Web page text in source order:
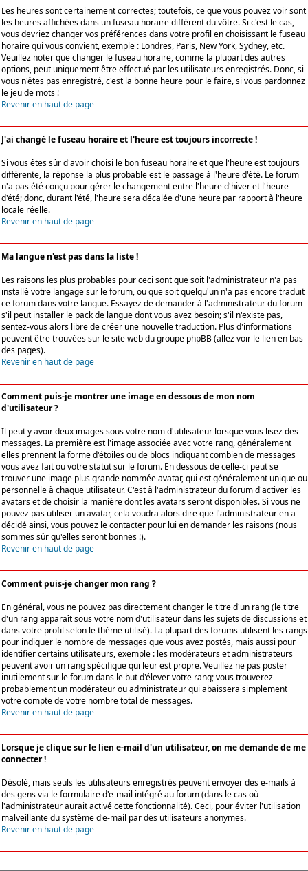
Les heures sont certainement correctes; toutefois, ce que vous pouvez voir sont
les heures affichées dans un fuseau horaire différent du vôtre. Si c'est le cas,
vous devriez changer vos préférences dans votre profil en choisissant le fuseau
horaire qui vous convient, exemple : Londres, Paris, New York, Sydney, etc.
Veuillez noter que changer le fuseau horaire, comme la plupart des autres
options, peut uniquement être effectué par les utilisateurs enregistrés. Donc, si
vous n'êtes pas enregistré, c'est la bonne heure pour le faire, si vous pardonnez
le jeu de mots !
Revenir en haut de page
J'ai changé le fuseau horaire et l'heure est toujours incorrecte !
Si vous êtes sûr d'avoir choisi le bon fuseau horaire et que l'heure est toujours
différente, la réponse la plus probable est le passage à l'heure d'été. Le forum
n'a pas été conçu pour gérer le changement entre l'heure d'hiver et l'heure
d'été; donc, durant l'été, l'heure sera décalée d'une heure par rapport à l'heure
locale réelle.
Revenir en haut de page
Ma langue n'est pas dans la liste !
Les raisons les plus probables pour ceci sont que soit l'administrateur n'a pas
installé votre langage sur le forum, ou que soit quelqu'un n'a pas encore traduit
ce forum dans votre langue. Essayez de demander à l'administrateur du forum
s'il peut installer le pack de langue dont vous avez besoin; s'il n'existe pas,
sentez-vous alors libre de créer une nouvelle traduction. Plus d'informations
peuvent être trouvées sur le site web du groupe phpBB (allez voir le lien en bas
des pages).
Revenir en haut de page
Comment puis-je montrer une image en dessous de mon nom
d'utilisateur ?
Il peut y avoir deux images sous votre nom d'utilisateur lorsque vous lisez des
messages. La première est l'image associée avec votre rang, généralement
elles prennent la forme d'étoiles ou de blocs indiquant combien de messages
vous avez fait ou votre statut sur le forum. En dessous de celle-ci peut se
trouver une image plus grande nommée avatar, qui est généralement unique ou
personnelle à chaque utilisateur. C'est à l'administrateur du forum d'activer les
avatars et de choisir la manière dont les avatars seront disponibles. Si vous ne
pouvez pas utiliser un avatar, cela voudra alors dire que l'administrateur en a
décidé ainsi, vous pouvez le contacter pour lui en demander les raisons (nous
sommes sûr qu'elles seront bonnes !).
Revenir en haut de page
Comment puis-je changer mon rang ?
En général, vous ne pouvez pas directement changer le titre d'un rang (le titre
d'un rang apparaît sous votre nom d'utilisateur dans les sujets de discussions et
dans votre profil selon le thème utilisé). La plupart des forums utilisent les rangs
pour indiquer le nombre de messages que vous avez postés, mais aussi pour
identifier certains utilisateurs, exemple : les modérateurs et administrateurs
peuvent avoir un rang spécifique qui leur est propre. Veuillez ne pas poster
inutilement sur le forum dans le but d'élever votre rang; vous trouverez
probablement un modérateur ou administrateur qui abaissera simplement
votre compte de votre nombre total de messages.
Revenir en haut de page
Lorsque je clique sur le lien e-mail d'un utilisateur, on me demande de me
connecter !
Désolé, mais seuls les utilisateurs enregistrés peuvent envoyer des e-mails à
des gens via le formulaire d'e-mail intégré au forum (dans le cas où
l'administrateur aurait activé cette fonctionnalité). Ceci, pour éviter l'utilisation
malveillante du système d'e-mail par des utilisateurs anonymes.
Revenir en haut de page